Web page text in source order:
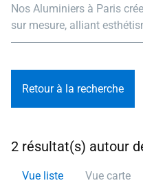
Nos Aluminiers à Paris
sur mesure, alliant
durabilité.
Retour à la recherche
2 résultat(s) autour
Vue liste Vue carte